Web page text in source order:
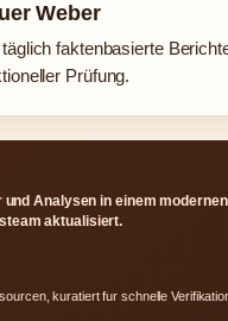
Weber
faktenbasierte
Prüfung.
Analysen in einem modernen
aktualisiert.
kuratiert fur schnelle